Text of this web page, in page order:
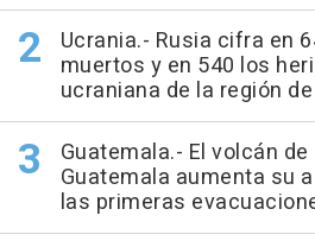
Ucrania.- Rusia cifra en
muertos y en 540 los
ucraniana de la región
Guatemala.- El volcán de
Guatemala aumenta su
las primeras